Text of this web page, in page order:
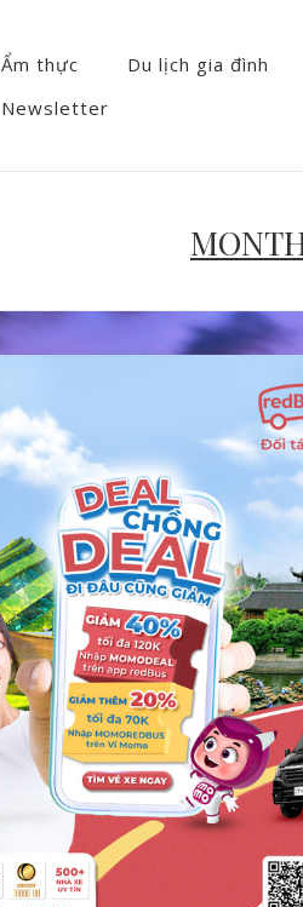
Ẩm thực Du lịch gia đình
Newsletter